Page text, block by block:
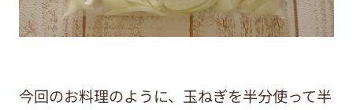
今回のお料理のように、玉ねぎを半分使って半